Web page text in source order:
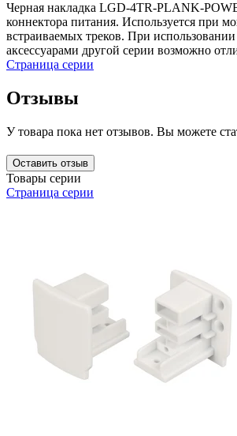
Черная накладка LGD-4TR-PLANK-
коннектора питания. Используется при
встраиваемых треков. При
аксессуарами другой серии возможно
Страница серии
Отзывы
У товара пока нет отзывов. Вы можете
Оставить отзыв
Товары серии
Страница серии